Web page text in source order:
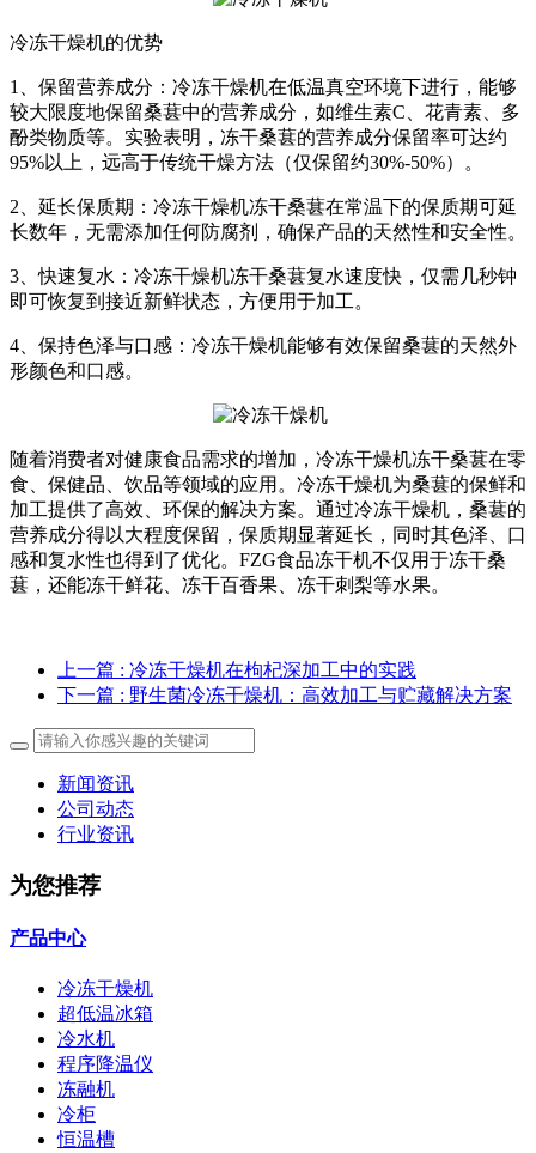
冷冻干燥机的优势
1、保留营养成分：冷冻干燥机在低温真空环境下进行，能够
较大限度地保留桑葚中的营养成分，如维生素C、花青素、多
酚类物质等。实验表明，冻干桑葚的营养成分保留率可达约
95%以上，远高于传统干燥方法（仅保留约30%-50%）。
2、延长保质期：冷冻干燥机冻干桑葚在常温下的保质期可延
长数年，无需添加任何防腐剂，确保产品的天然性和安全性。
3、快速复水：冷冻干燥机冻干桑葚复水速度快，仅需几秒钟
即可恢复到接近新鲜状态，方便用于加工。
4、保持色泽与口感：冷冻干燥机能够有效保留桑葚的天然外
形颜色和口感。
随着消费者对健康食品需求的增加，冷冻干燥机冻干桑葚在零
食、保健品、饮品等领域的应用。冷冻干燥机为桑葚的保鲜和
加工提供了高效、环保的解决方案。通过冷冻干燥机，桑葚的
营养成分得以大程度保留，保质期显著延长，同时其色泽、口
感和复水性也得到了优化。FZG食品冻干机不仅用于冻干桑
葚，还能冻干鲜花、冻干百香果、冻干刺梨等水果。
上一篇 : 冷冻干燥机在枸杞深加工中的实践
下一篇 : 野生菌冷冻干燥机：高效加工与贮藏解决方案
新闻资讯
公司动态
行业资讯
为您推荐
产品中心
冷冻干燥机
超低温冰箱
冷水机
程序降温仪
冻融机
冷柜
恒温槽